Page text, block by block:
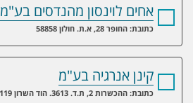
אחים לוינסון מהנדסים בע"מ
כתובת: החופר 28, א.ת. חולון 58858
קינן אנרגיה בע"מ
כתובת: ההכשרות 2, ת.ד. 3613. הוד השרון 4523119